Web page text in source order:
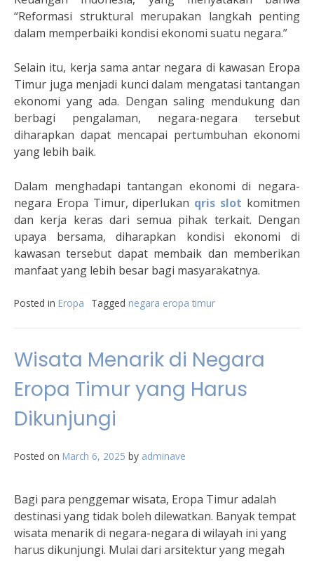
“Reformasi struktural merupakan langkah penting
dalam memperbaiki kondisi ekonomi suatu negara.”
Selain itu, kerja sama antar negara di kawasan Eropa
Timur juga menjadi kunci dalam mengatasi tantangan
ekonomi yang ada. Dengan saling mendukung dan
berbagi pengalaman, negara-negara tersebut
diharapkan dapat mencapai pertumbuhan ekonomi
yang lebih baik.
Dalam menghadapi tantangan ekonomi di negara-
negara Eropa Timur, diperlukan qris slot komitmen
dan kerja keras dari semua pihak terkait. Dengan
upaya bersama, diharapkan kondisi ekonomi di
kawasan tersebut dapat membaik dan memberikan
manfaat yang lebih besar bagi masyarakatnya.
Posted in Eropa Tagged negara eropa timur
Wisata Menarik di Negara
Eropa Timur yang Harus
Dikunjungi
Posted on March 6, 2025 by adminave
Bagi para penggemar wisata, Eropa Timur adalah
destinasi yang tidak boleh dilewatkan. Banyak tempat
wisata menarik di negara-negara di wilayah ini yang
harus dikunjungi. Mulai dari arsitektur yang megah